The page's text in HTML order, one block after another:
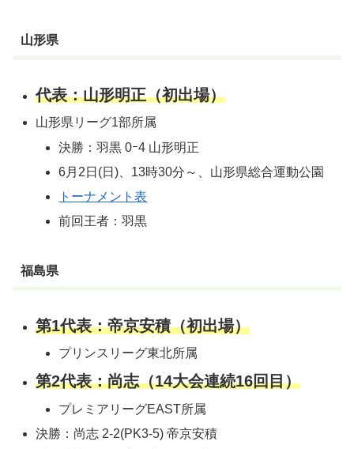
山形県
代表：山形明正（初出場）
山形県リーグ1部所属
決勝：羽黒 0ｰ4 山形明正
6月2日(日)、13時30分～、山形県総合運動公園
トーナメント表
前回王者：羽黒
福島県
第1代表：帝京安積（初出場）
プリンスリーグ東北所属
第2代表：尚志（14大会連続16回目）
プレミアリーグEAST所属
決勝：尚志 2-2(PK3-5) 帝京安積